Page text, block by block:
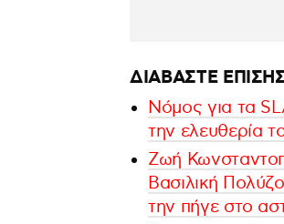
ΔΙΑΒΑΣΤΕ
Νόμος για τα
την ελευθερία
Ζωή
Βασιλική
την πήγε στο